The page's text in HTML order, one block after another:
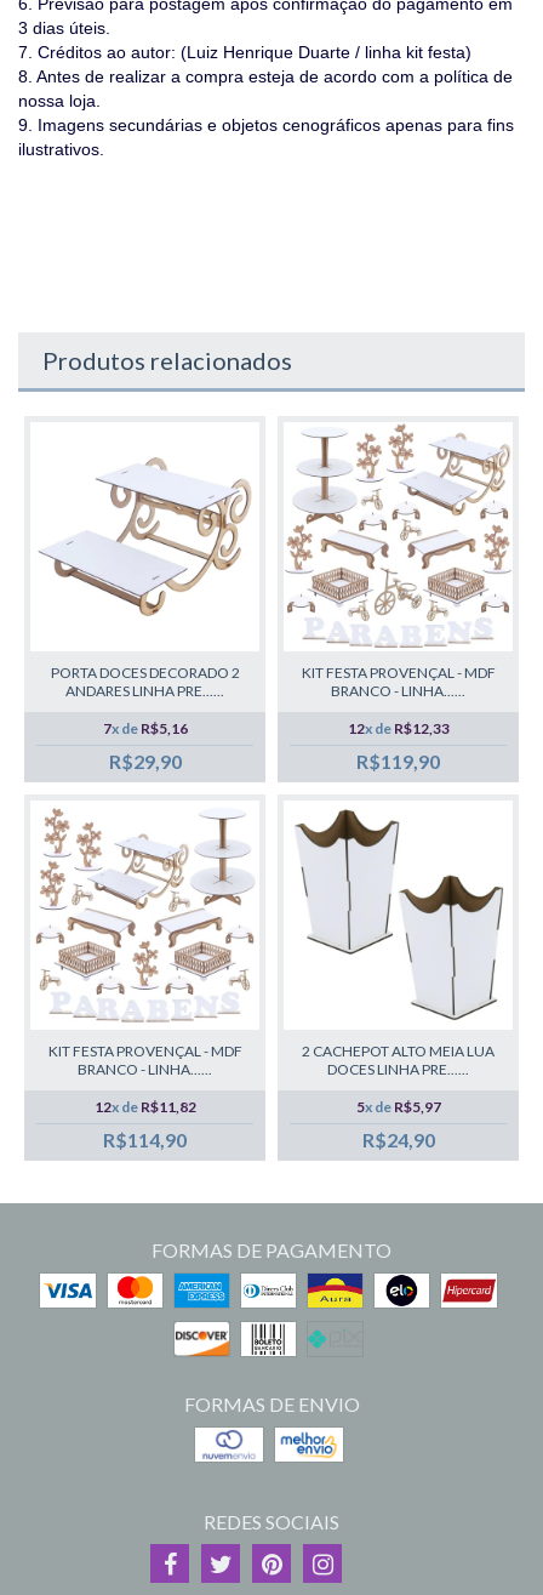
3 dias úteis.
7. Créditos ao autor: (Luiz Henrique Duarte / linha kit festa)
8. Antes de realizar a compra esteja de acordo com a política de
nossa loja.
9. Imagens secundárias e objetos cenográficos apenas para fins
ilustrativos.
Produtos relacionados
PORTA DOCES DECORADO 2
ANDARES LINHA PRE......
7x de R$5,16
R$29,90
KIT FESTA PROVENÇAL - MDF
BRANCO - LINHA......
12x de R$12,33
R$119,90
KIT FESTA PROVENÇAL - MDF
BRANCO - LINHA......
12x de R$11,82
R$114,90
2 CACHEPOT ALTO MEIA LUA
DOCES LINHA PRE......
5x de R$5,97
R$24,90
FORMAS DE PAGAMENTO
FORMAS DE ENVIO
REDES SOCIAIS